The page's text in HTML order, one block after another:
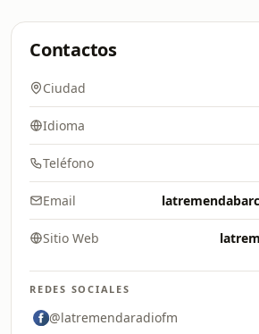
Contactos
Ciudad
Idioma
Teléfono
Email
Sitio Web
REDES SOCIALES
@latremendaradiofm